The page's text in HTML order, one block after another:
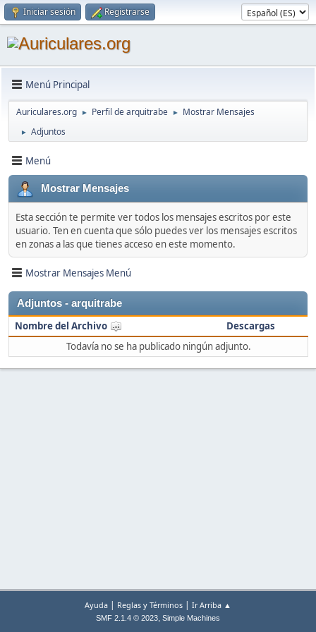
Iniciar sesión Registrarse
Menú Principal
Auriculares.org ► Perfil de arquitrabe ► Mostrar Mensajes
► Adjuntos
Menú
Mostrar Mensajes
Esta sección te permite ver todos los mensajes escritos por este
usuario. Ten en cuenta que sólo puedes ver los mensajes escritos
en zonas a las que tienes acceso en este momento.
Mostrar Mensajes Menú
Adjuntos - arquitrabe
Nombre del Archivo
Descargas
Todavía no se ha publicado ningún adjunto.
Ayuda | Reglas y Términos | Ir Arriba ▲
SMF 2.1.4 © 2023, Simple Machines